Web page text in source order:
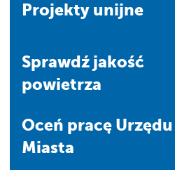
Projekty unijne
Sprawdź jakość
powietrza
Oceń pracę Urzędu
Miasta